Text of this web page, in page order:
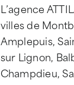
L’agence
villes de
Amplepuis,
sur Lignon,
Champdieu,